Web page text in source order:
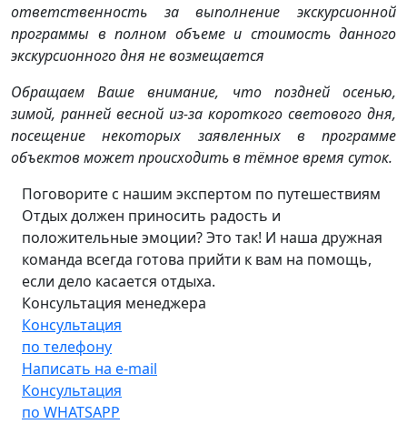
ответственность за выполнение экскурсионной
программы в полном объеме и стоимость данного
экскурсионного дня не возмещается
Обращаем Ваше внимание, что поздней осенью,
зимой, ранней весной из-за короткого светового дня,
посещение некоторых заявленных в программе
объектов может происходить в тёмное время суток.
Поговорите с нашим экспертом по путешествиям
Отдых должен приносить радость и
положительные эмоции? Это так! И наша дружная
команда всегда готова прийти к вам на помощь,
если дело касается отдыха.
Консультация менеджера
Консультация
по телефону
Написать на e-mail
Консультация
по WHATSAPP